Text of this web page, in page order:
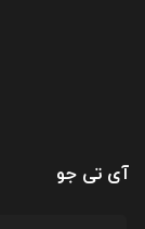
آی تی جو